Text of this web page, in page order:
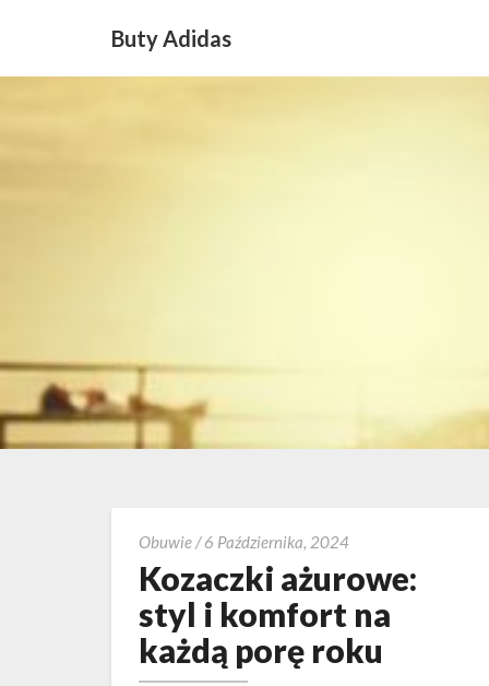
Buty Adidas
Obuwie/6 Października, 2024Kozaczki
ażurowe:
styl
komfort
Kozaczki ażurowe:
styl i komfort na
każdą porę roku